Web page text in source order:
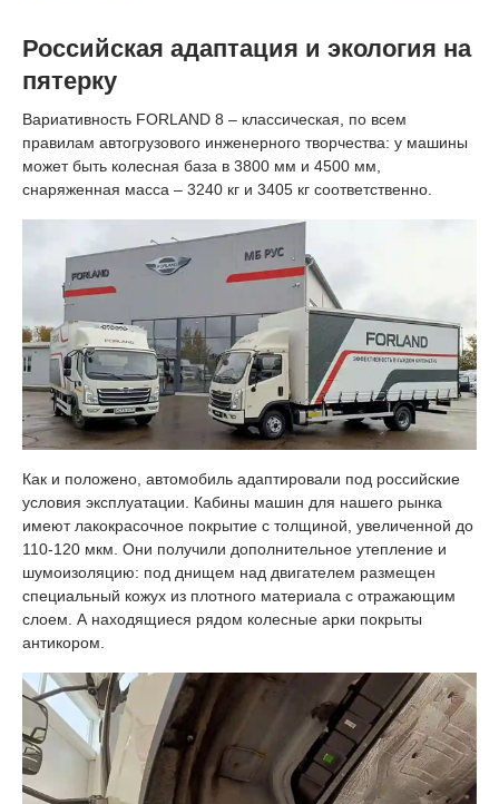
Российская адаптация и экология на
пятерку
Вариативность FORLAND 8 – классическая, по всем
правилам автогрузового инженерного творчества: у машины
может быть колесная база в 3800 мм и 4500 мм,
снаряженная масса – 3240 кг и 3405 кг соответственно.
Как и положено, автомобиль адаптировали под российские
условия эксплуатации. Кабины машин для нашего рынка
имеют лакокрасочное покрытие с толщиной, увеличенной до
110-120 мкм. Они получили дополнительное утепление и
шумоизоляцию: под днищем над двигателем размещен
специальный кожух из плотного материала с отражающим
слоем. А находящиеся рядом колесные арки покрыты
антикором.